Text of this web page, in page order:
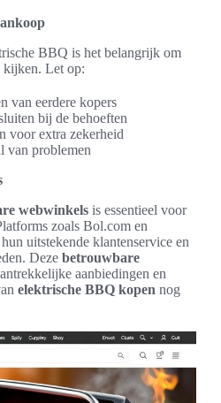
BBQ is het belangrijk om
kijken. Let op:
van eerdere kopers
bij de behoeften
voor extra zekerheid
van problemen
webwinkels is essentieel voor
zoals Bol.com en
uitstekende klantenservice en
Deze betrouwbare
aanbiedingen en
elektrische BBQ kopen nog